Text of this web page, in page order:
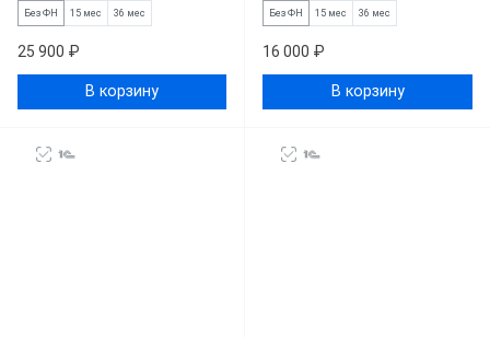
Без ФН 15 мес 36 мес
25 900 ₽
В корзину
Без ФН 15 мес 36 мес
16 000 ₽
В корзину